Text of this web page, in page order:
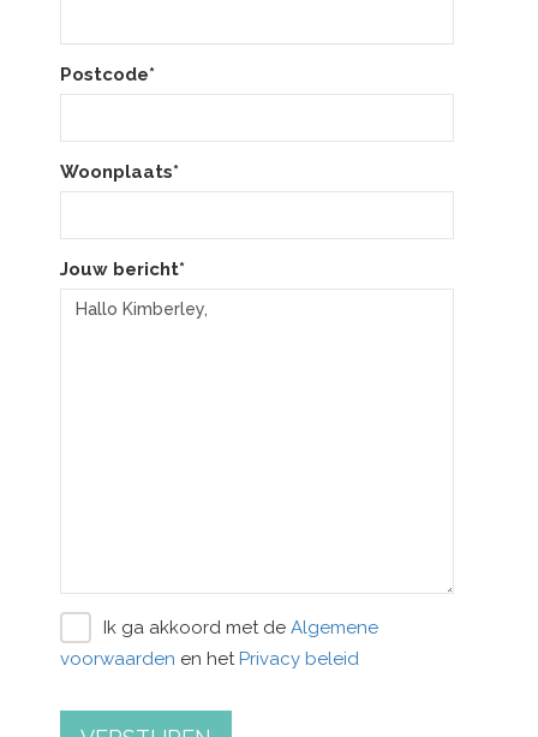
Postcode*
Woonplaats*
Jouw bericht*
Ik ga akkoord met de Algemene
voorwaarden en het Privacy beleid